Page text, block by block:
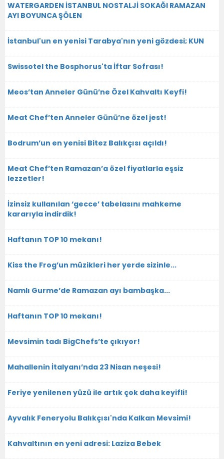
WATERGARDEN İSTANBUL NOSTALJİ SOKAĞI RAMAZAN
AYI BOYUNCA ŞÖLEN
İstanbul'un en yenisi Tarabya'nın yeni gözdesi; KUN
Swissotel the Bosphorus'ta İftar Sofrası!
Meos’tan Anneler Günü’ne Özel Kahvaltı Keyfi!
Meat Chef’ten Anneler Günü’ne özel jest!
Bodrum’un en yenisi Bitez Balıkçısı açıldı!
Meat Chef’ten Ramazan’a özel fiyatlarla eşsiz
lezzetler!
İzinsiz kullanılan ‘gecce’ tabelasını mahkeme
kararıyla indirdik!
Haftanın TOP 10 mekanı!
Kiss the Frog’un müzikleri her yerde sizinle...
Namlı Gurme’de Ramazan ayı bambaşka...
Haftanın TOP 10 mekanı!
Mevsimin tadı BigChefs’te çıkıyor!
Mahallenin İtalyanı’nda 23 Nisan neşesi!
Feriye yenilenen yüzü ile artık çok daha keyifli!
Ayvalık Feneryolu Balıkçısı'nda Kalkan Mevsimi!
Kahvaltının en yeni adresi: Laziza Bebek